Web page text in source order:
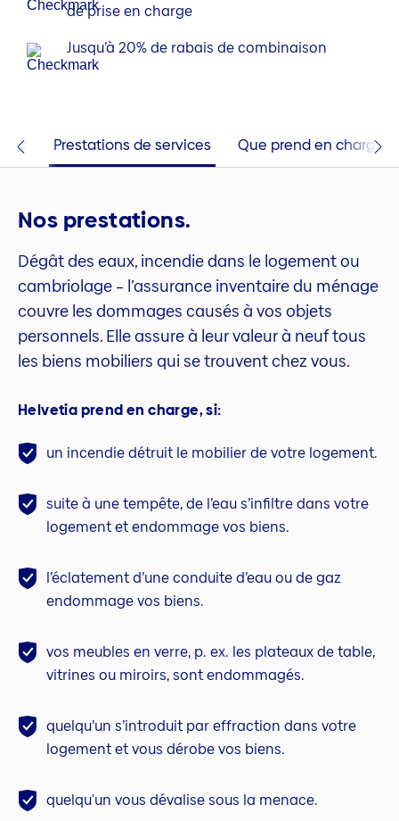
de prise en charge
Jusqu’à 20% de rabais de combinaison
Prestations de services Que prend en charge
Nos prestations.
Dégât des eaux, incendie dans le logement ou
cambriolage – l’assurance inventaire du ménage
couvre les dommages causés à vos objets
personnels. Elle assure à leur valeur à neuf tous
les biens mobiliers qui se trouvent chez vous.
Helvetia prend en charge, si:
un incendie détruit le mobilier de votre logement.
suite à une tempête, de l’eau s’infiltre dans votre
logement et endommage vos biens.
l’éclatement d’une conduite d’eau ou de gaz
endommage vos biens.
vos meubles en verre, p. ex. les plateaux de table,
vitrines ou miroirs, sont endommagés.
quelqu’un s’introduit par effraction dans votre
logement et vous dérobe vos biens.
quelqu'un vous dévalise sous la menace.